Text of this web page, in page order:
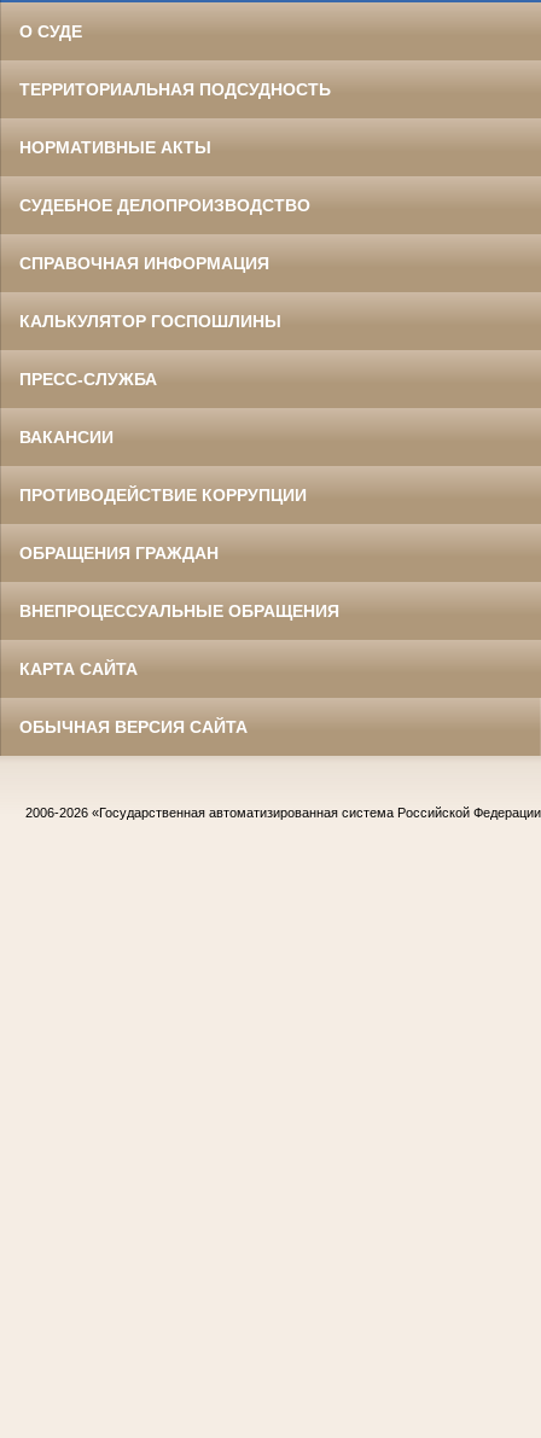
О СУДЕ
ТЕРРИТОРИАЛЬНАЯ ПОДСУДНОСТЬ
НОРМАТИВНЫЕ АКТЫ
СУДЕБНОЕ ДЕЛОПРОИЗВОДСТВО
СПРАВОЧНАЯ ИНФОРМАЦИЯ
КАЛЬКУЛЯТОР ГОСПОШЛИНЫ
ПРЕСС-СЛУЖБА
ВАКАНСИИ
ПРОТИВОДЕЙСТВИЕ КОРРУПЦИИ
ОБРАЩЕНИЯ ГРАЖДАН
ВНЕПРОЦЕССУАЛЬНЫЕ ОБРАЩЕНИЯ
КАРТА САЙТА
ОБЫЧНАЯ ВЕРСИЯ САЙТА
2006-2026 «Государственная автоматизированная система Российской